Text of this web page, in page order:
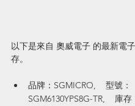
以下是來自 奧威電子 的最新電
存。
品牌：SGMICRO,    型號：
SGM6130YPS8G-TR,    庫